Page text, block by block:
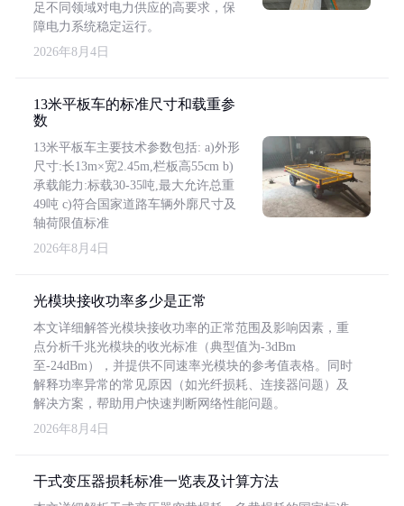
足不同领域对电力供应的高要求，保
障电力系统稳定运行。
2026年8月4日
13米平板车的标准尺寸和载重参
数
13米平板车主要技术参数包括: a)外形
尺寸:长13m×宽2.45m,栏板高55cm b)
承载能力:标载30-35吨,最大允许总重
49吨 c)符合国家道路车辆外廓尺寸及
轴荷限值标准
2026年8月4日
光模块接收功率多少是正常
本文详细解答光模块接收功率的正常范围及影响因素，重
点分析千兆光模块的收光标准（典型值为-3dBm
至-24dBm），并提供不同速率光模块的参考值表格。同时
解释功率异常的常见原因（如光纤损耗、连接器问题）及
解决方案，帮助用户快速判断网络性能问题。
2026年8月4日
干式变压器损耗标准一览表及计算方法